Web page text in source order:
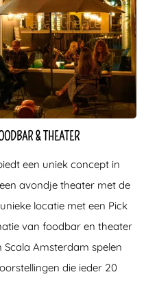
& THEATER
een uniek concept in
avondje theater met de
locatie met een Pick
van foodbar en theater
Amsterdam spelen
die ieder 20